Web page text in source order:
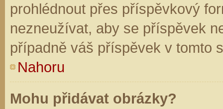
prohlédnout přes příspěvkový
nezneužívat, aby se příspěvek
případně váš příspěvek v tomto
Nahoru
Mohu přidávat obrázky?